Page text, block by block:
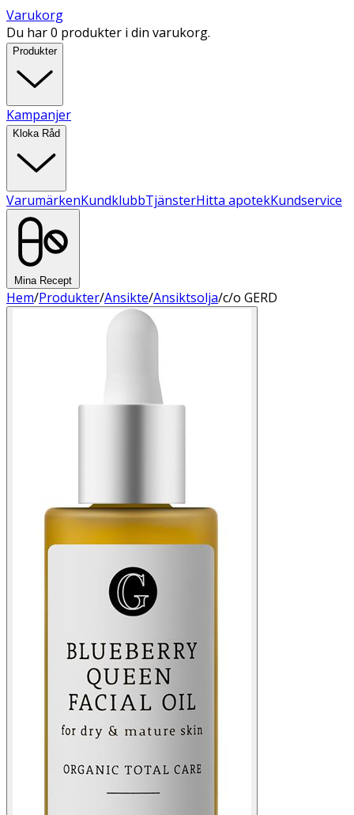
Varukorg
Du har 0 produkter i din varukorg.
Produkter
Kampanjer
Kloka Råd
VarumärkenKundklubbTjänsterHitta apotekKundservice
Mina Recept
Hem/Produkter/Ansikte/Ansiktsolja/c/o GERD